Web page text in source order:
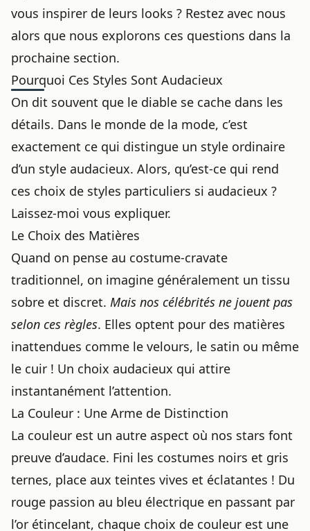
vous inspirer de leurs looks ? Restez avec nous
alors que nous explorons ces questions dans la
prochaine section.
Pourquoi Ces Styles Sont Audacieux
On dit souvent que le diable se cache dans les
détails. Dans le monde de la mode, c’est
exactement ce qui distingue un style ordinaire
d’un style audacieux. Alors, qu’est-ce qui rend
ces choix de styles particuliers si audacieux ?
Laissez-moi vous expliquer.
Le Choix des Matières
Quand on pense au costume-cravate
traditionnel, on imagine généralement un tissu
sobre et discret. Mais nos célébrités ne jouent pas
selon ces règles. Elles optent pour des matières
inattendues comme le velours, le satin ou même
le cuir ! Un choix audacieux qui attire
instantanément l’attention.
La Couleur : Une Arme de Distinction
La couleur est un autre aspect où nos stars font
preuve d’audace. Fini les costumes noirs et gris
ternes, place aux teintes vives et éclatantes ! Du
rouge passion au bleu électrique en passant par
l’or étincelant, chaque choix de couleur est une